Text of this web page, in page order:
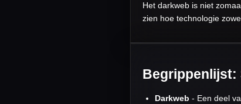
Het darkweb is niet
zien hoe technologie
Begrippenlijst:
Darkweb - Een deel